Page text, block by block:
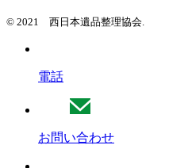
© 2021 西日本遺品整理協会.
電話
お問い合わせ